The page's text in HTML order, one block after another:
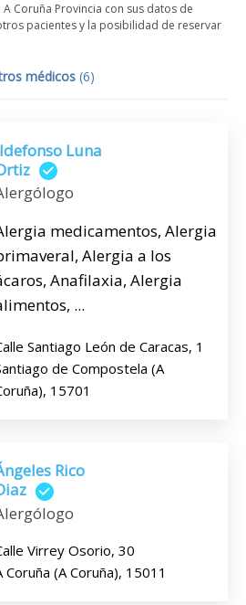
Coruña Provincia con sus datos de
pacientes y la posibilidad de reservar
médicos (6)
Luna
medicamentos, Alergia
Alergia a los
Anafilaxia, Alergia
...
Santiago León de Caracas, 1
de Compostela (A
15701
Rico
Virrey Osorio, 30
Coruña (A Coruña), 15011